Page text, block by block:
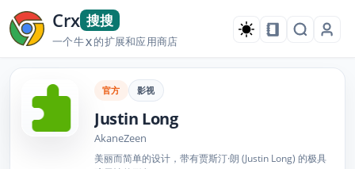
Crx 搜搜
一个牛X的扩展和应用商店
官方 影视
Justin Long
AkaneZeen
美丽而简单的设计，带有贾斯汀·朗 (Justin Long) 的极具